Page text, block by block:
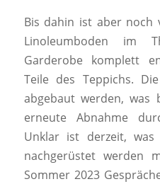
Bis dahin ist aber noch
Linoleumboden im
Garderobe komplett
Teile des Teppichs.
abgebaut werden, was
erneute Abnahme
Unklar ist derzeit, was
nachgerüstet werden
Sommer 2023